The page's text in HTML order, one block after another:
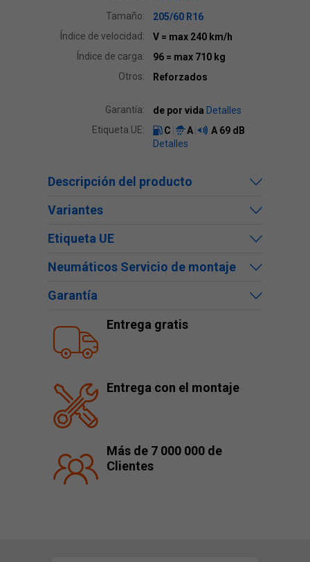
Tamaño:
205/60 R16
Índice de velocidad:
V = max 240 km/h
Índice de carga:
96 = max 710 kg
Otros:
Reforzados
Garantía: de por vida Detalles
Etiqueta UE:
C A A 69 dB
Detalles
Descripción del producto
Variantes
Etiqueta UE
Neumáticos Servicio de montaje
Garantía
Entrega gratis
Entrega con el montaje
Más de 7 000 000 de
Clientes